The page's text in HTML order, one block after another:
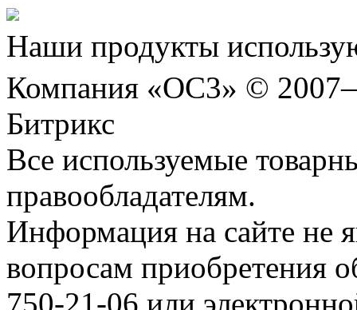
Наши продукты
Компания «ОС3» ©
Битрикс
Все используемые
правообладателям.
Информация на сайте не
вопросам приобретения
750-21-06 или